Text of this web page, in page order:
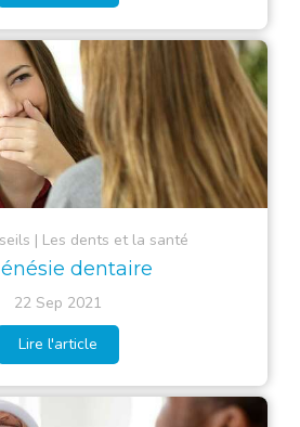
Les dents et la santé
dentaire
22 Sep 2021
Lire l'article